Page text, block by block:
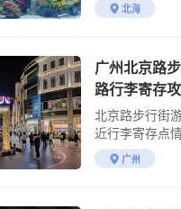
北海
广州北京路
路行李寄存
北京路步行街
近行李寄存点
广州